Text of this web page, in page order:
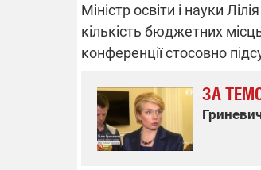
Міністр освіти і науки
кількість бюджетних
конференції стосовно
ЗА